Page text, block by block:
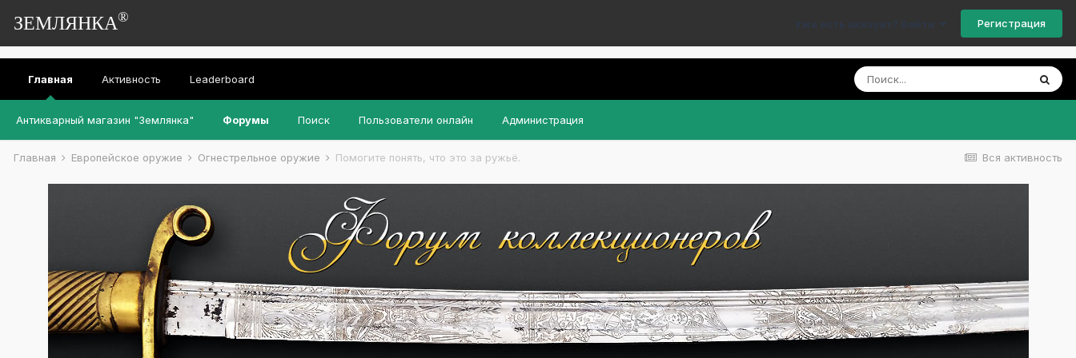
ЗЕМЛЯНКА® Уже есть аккаунт? Войти Регистрация
Главная
Антикварный магазин "Землянка" Форумы Поиск Пользователи онлайн Администрация
Активность Leaderboard
Вся активность
Главная Европейское оружие Огнестрельное оружие Помогите понять, что это за ружьё.